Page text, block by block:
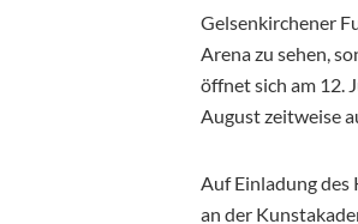
Gelsenkirchener
Arena zu sehen,
öffnet sich am 12.
August zeitweise
Auf Einladung
an der